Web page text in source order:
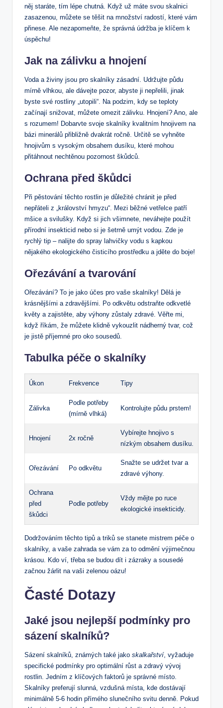
něj staráte, tím lépe chutná. Když už máte svou skalnici
zasazenou, můžete se těšit na množství radostí, které vám
přinese. Ale nezapomeňte, že správná údržba je klíčem k
úspěchu!
Jak na zálivku a hnojení
Voda a živiny jsou pro skalníky zásadní. Udržujte půdu
mírně vlhkou, ale dávejte pozor, abyste ji nepřelili, jinak
byste své rostliny „utopili“. Na podzim, kdy se teploty
začínají snižovat, můžete omezit zálivku. Hnojení? Ano, ale
s rozumem! Dobarvte svoje skalníky kvalitním hnojivem na
bázi minerálů přibližně dvakrát ročně. Určitě se vyhněte
hnojivům s vysokým obsahem dusíku, které mohou
přitáhnout nechtěnou pozornost škůdců.
Ochrana před škůdci
Při pěstování těchto rostlin je důležité chránit je před
nepřáteli z „království hmyzu“. Mezi běžné vetřelce patří
mšice a svilušky. Když si jich všimnete, neváhejte použít
přírodní insekticid nebo si je šetrně umýt vodou. Zde je
rychlý tip – nalijte do spray lahvičky vodu s kapkou
nějakého ekologického čisticího prostředku a jděte do boje!
Ořezávání a tvarování
Ořezávání? To je jako účes pro vaše skalníky! Dělá je
krásnějšími a zdravějšími. Po odkvětu odstraňte odkvetlé
květy a zajistěte, aby výhony zůstaly zdravé. Věřte mi,
když říkám, že můžete klidně vykouzlit nádherný tvar, což
je jistě příjemné pro oko sousedů.
Tabulka péče o skalníky
Úkon Frekvence Tipy
Zálivka
Podle potřeby
(mírně vlhká)
Kontrolujte půdu prstem!
Hnojení 2x ročně
Vybírejte hnojivo s
nízkým obsahem dusíku.
Ořezávání Po odkvětu
Snažte se udržet tvar a
zdravé výhony.
Ochrana
před
škůdci
Podle potřeby
Vždy mějte po ruce
ekologické insekticidy.
Dodržováním těchto tipů a triků se stanete mistrem péče o
skalníky, a vaše zahrada se vám za to odmění výjimečnou
krásou. Kdo ví, třeba se budou dít i zázraky a sousedé
začnou žárlit na vaši zelenou oázu!
Časté Dotazy
Jaké jsou nejlepší podmínky pro
sázení skalníků?
Sázení skalníků, známých také jako skalkařství, vyžaduje
specifické podmínky pro optimální růst a zdravý vývoj
rostlin. Jedním z klíčových faktorů je správné místo.
Skalníky preferují slunná, vzdušná místa, kde dostávají
minimálně 5-6 hodin přímého slunečního svitu denně. Pokud